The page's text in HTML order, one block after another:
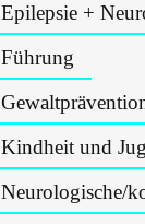
Epilepsie +
Führung
Kindheit und
Neurologische/